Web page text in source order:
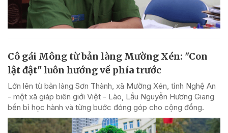
Cô gái Mông từ bản làng Mường Xén: "Con
lật đật" luôn hướng về phía trước
Lớn lên từ bản làng Sơn Thành, xã Mường Xén, tỉnh Nghệ An
- một xã giáp biên giới Việt - Lào, Lầu Nguyễn Hương Giang
bền bỉ học hành và từng bước đóng góp cho cộng đồng.